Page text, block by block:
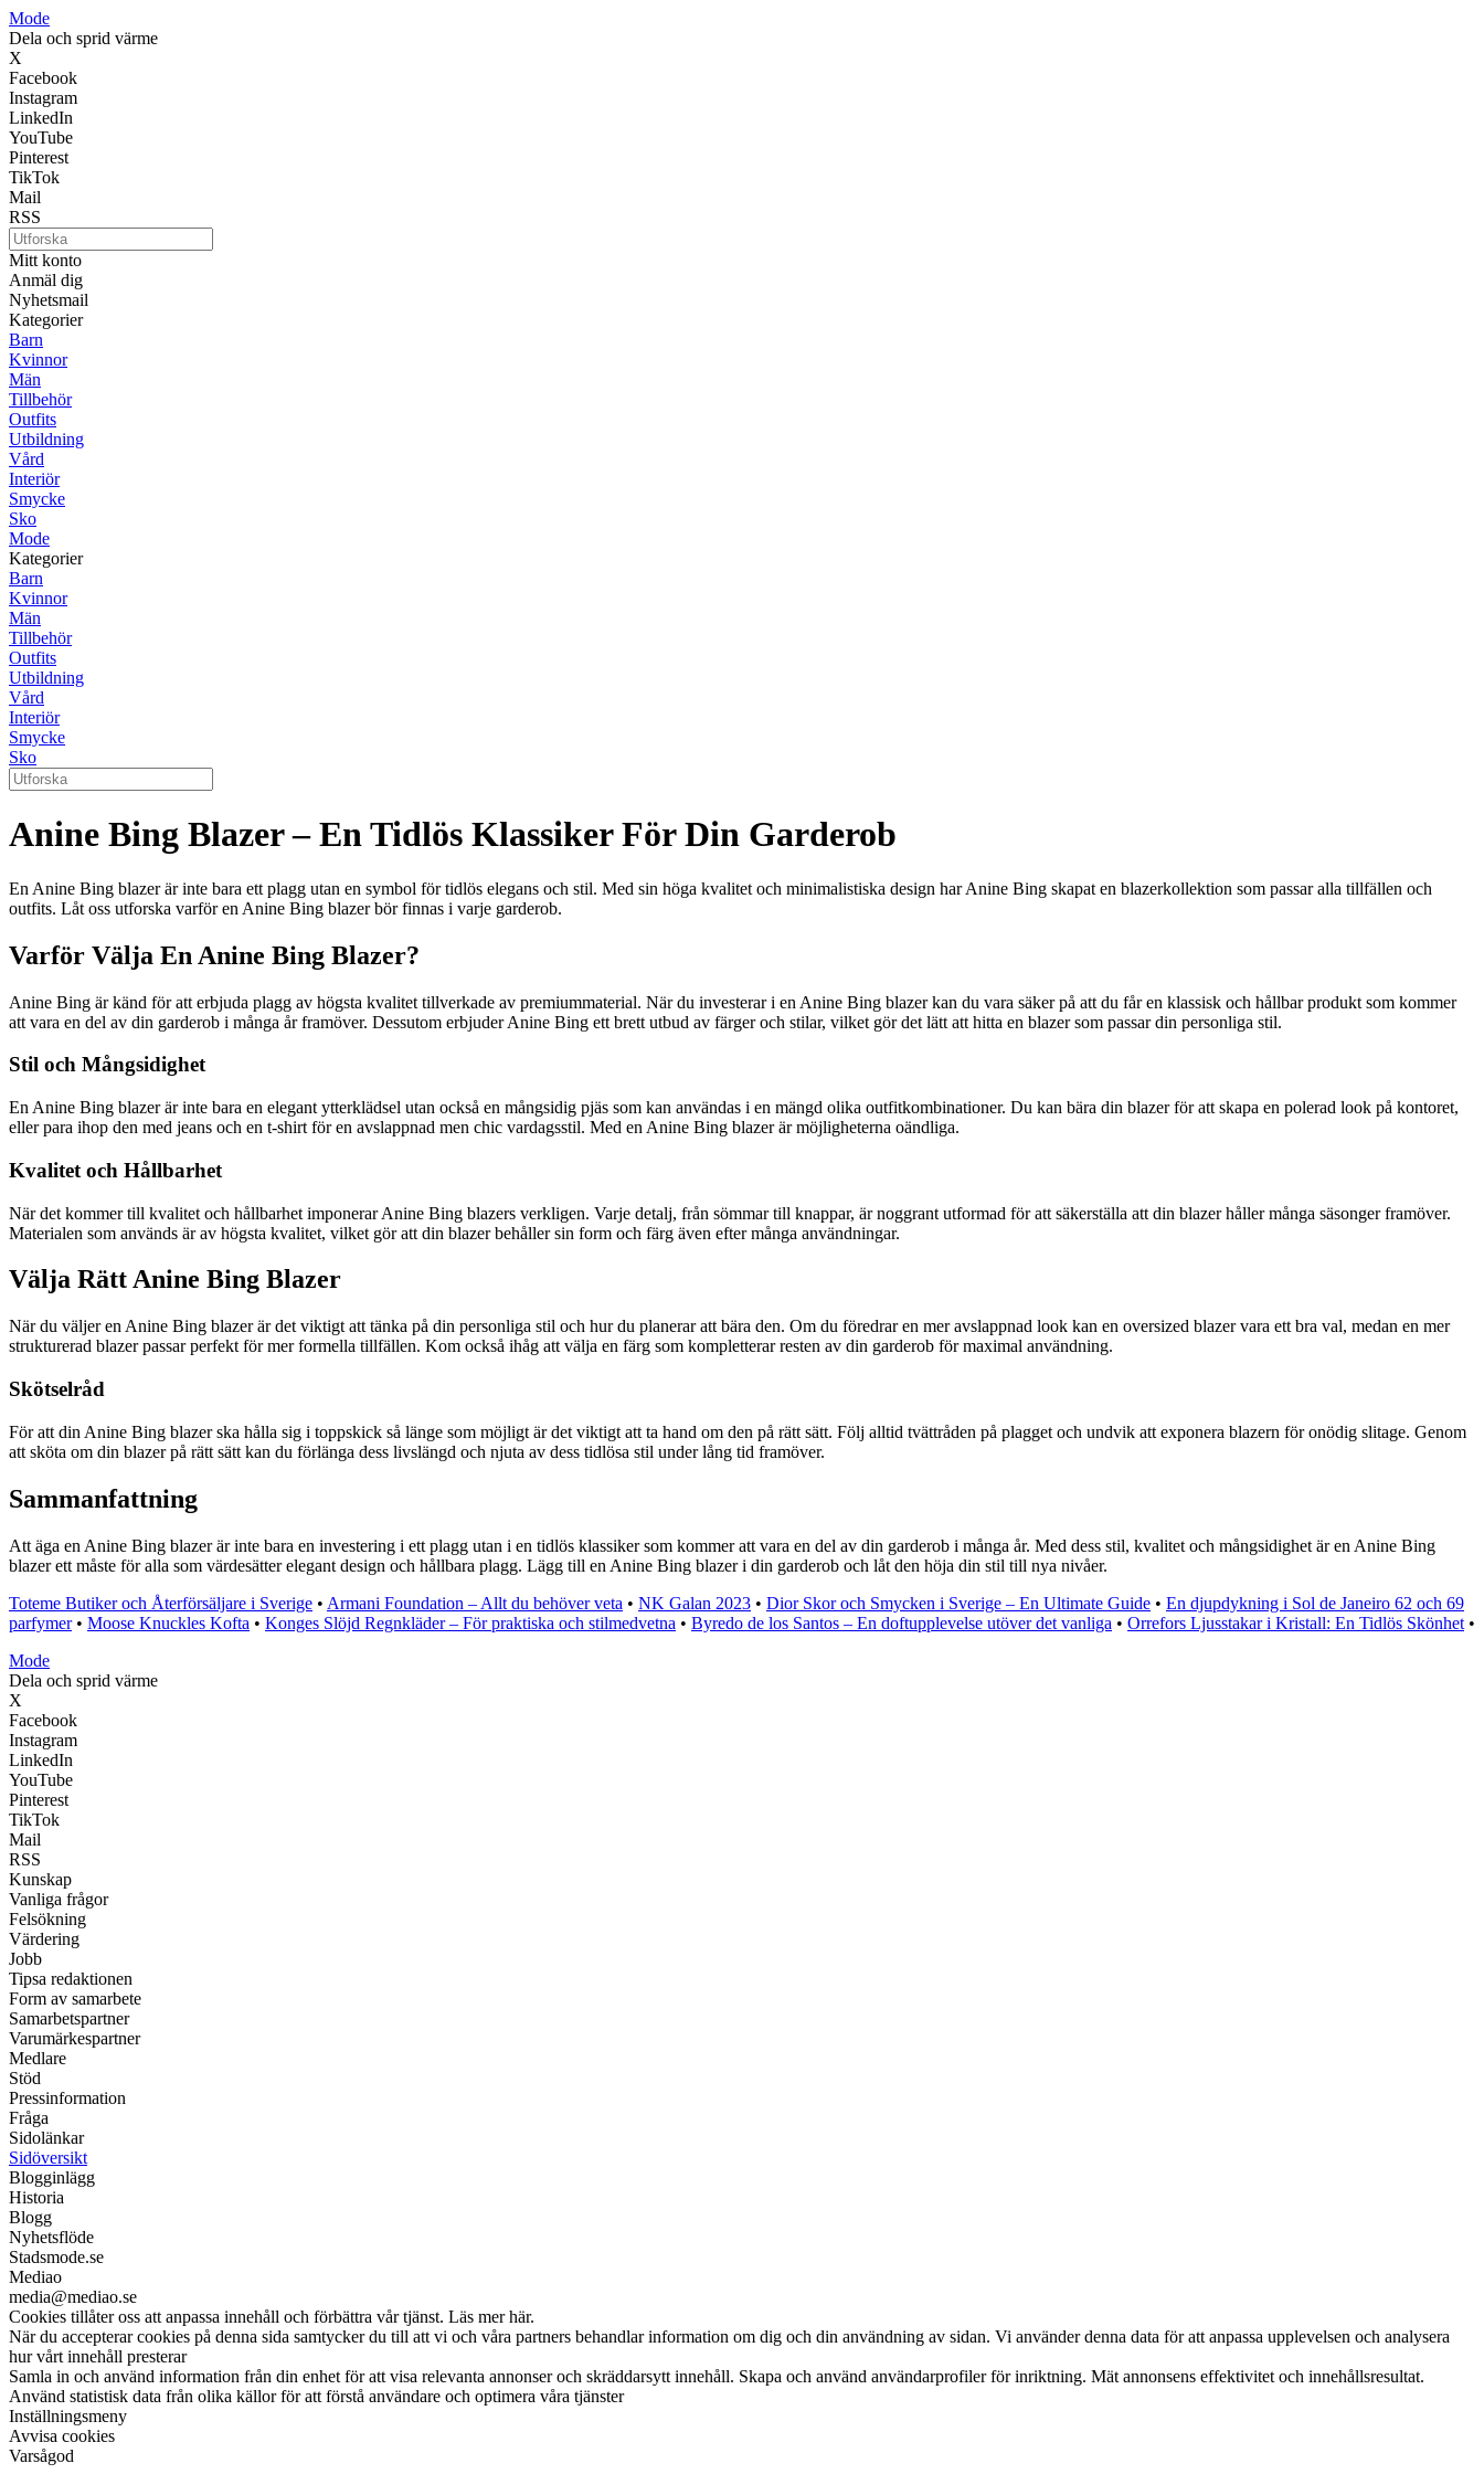
Mode
Dela och sprid värme
X
Facebook
Instagram
LinkedIn
YouTube
Pinterest
TikTok
Mail
RSS
Mitt konto
Anmäl dig
Nyhetsmail
Kategorier
Barn
Kvinnor
Män
Tillbehör
Outfits
Utbildning
Vård
Interiör
Smycke
Sko
Mode
Kategorier
Barn
Kvinnor
Män
Tillbehör
Outfits
Utbildning
Vård
Interiör
Smycke
Sko
Anine Bing Blazer – En Tidlös Klassiker För Din Garderob
En Anine Bing blazer är inte bara ett plagg utan en symbol för tidlös elegans och stil. Med sin höga kvalitet och minimalistiska design har Anine Bing skapat en blazerkollektion som passar alla tillfällen och
outfits. Låt oss utforska varför en Anine Bing blazer bör finnas i varje garderob.
Varför Välja En Anine Bing Blazer?
Anine Bing är känd för att erbjuda plagg av högsta kvalitet tillverkade av premiummaterial. När du investerar i en Anine Bing blazer kan du vara säker på att du får en klassisk och hållbar produkt som kommer
att vara en del av din garderob i många år framöver. Dessutom erbjuder Anine Bing ett brett utbud av färger och stilar, vilket gör det lätt att hitta en blazer som passar din personliga stil.
Stil och Mångsidighet
En Anine Bing blazer är inte bara en elegant ytterklädsel utan också en mångsidig pjäs som kan användas i en mängd olika outfitkombinationer. Du kan bära din blazer för att skapa en polerad look på kontoret,
eller para ihop den med jeans och en t-shirt för en avslappnad men chic vardagsstil. Med en Anine Bing blazer är möjligheterna oändliga.
Kvalitet och Hållbarhet
När det kommer till kvalitet och hållbarhet imponerar Anine Bing blazers verkligen. Varje detalj, från sömmar till knappar, är noggrant utformad för att säkerställa att din blazer håller många säsonger framöver.
Materialen som används är av högsta kvalitet, vilket gör att din blazer behåller sin form och färg även efter många användningar.
Välja Rätt Anine Bing Blazer
När du väljer en Anine Bing blazer är det viktigt att tänka på din personliga stil och hur du planerar att bära den. Om du föredrar en mer avslappnad look kan en oversized blazer vara ett bra val, medan en mer
strukturerad blazer passar perfekt för mer formella tillfällen. Kom också ihåg att välja en färg som kompletterar resten av din garderob för maximal användning.
Skötselråd
För att din Anine Bing blazer ska hålla sig i toppskick så länge som möjligt är det viktigt att ta hand om den på rätt sätt. Följ alltid tvättråden på plagget och undvik att exponera blazern för onödig slitage. Genom
att sköta om din blazer på rätt sätt kan du förlänga dess livslängd och njuta av dess tidlösa stil under lång tid framöver.
Sammanfattning
Att äga en Anine Bing blazer är inte bara en investering i ett plagg utan i en tidlös klassiker som kommer att vara en del av din garderob i många år. Med dess stil, kvalitet och mångsidighet är en Anine Bing
blazer ett måste för alla som värdesätter elegant design och hållbara plagg. Lägg till en Anine Bing blazer i din garderob och låt den höja din stil till nya nivåer.
Toteme Butiker och Återförsäljare i Sverige • Armani Foundation – Allt du behöver veta • NK Galan 2023 • Dior Skor och Smycken i Sverige – En Ultimate Guide • En djupdykning i Sol de Janeiro 62 och 69
parfymer• Moose Knuckles Kofta • Konges Slöjd Regnkläder – För praktiska och stilmedvetna • Byredo de los Santos – En doftupplevelse utöver det vanliga • Orrefors Ljusstakar i Kristall: En Tidlös Skönhet •
Mode
Dela och sprid värme
X
Facebook
Instagram
LinkedIn
YouTube
Pinterest
TikTok
Mail
RSS
Kunskap
Vanliga frågor
Felsökning
Värdering
Jobb
Tipsa redaktionen
Form av samarbete
Samarbetspartner
Varumärkespartner
Medlare
Stöd
Pressinformation
Fråga
Sidolänkar
Sidöversikt
Blogginlägg
Historia
Blogg
Nyhetsflöde
Stadsmode.se
Mediao
media@mediao.se
Cookies tillåter oss att anpassa innehåll och förbättra vår tjänst. Läs mer här.
När du accepterar cookies på denna sida samtycker du till att vi och våra partners behandlar information om dig och din användning av sidan. Vi använder denna data för att anpassa upplevelsen och analysera
hur vårt innehåll presterar
Samla in och använd information från din enhet för att visa relevanta annonser och skräddarsytt innehåll. Skapa och använd användarprofiler för inriktning. Mät annonsens effektivitet och innehållsresultat.
Använd statistisk data från olika källor för att förstå användare och optimera våra tjänster
Inställningsmeny
Avvisa cookies
Varsågod